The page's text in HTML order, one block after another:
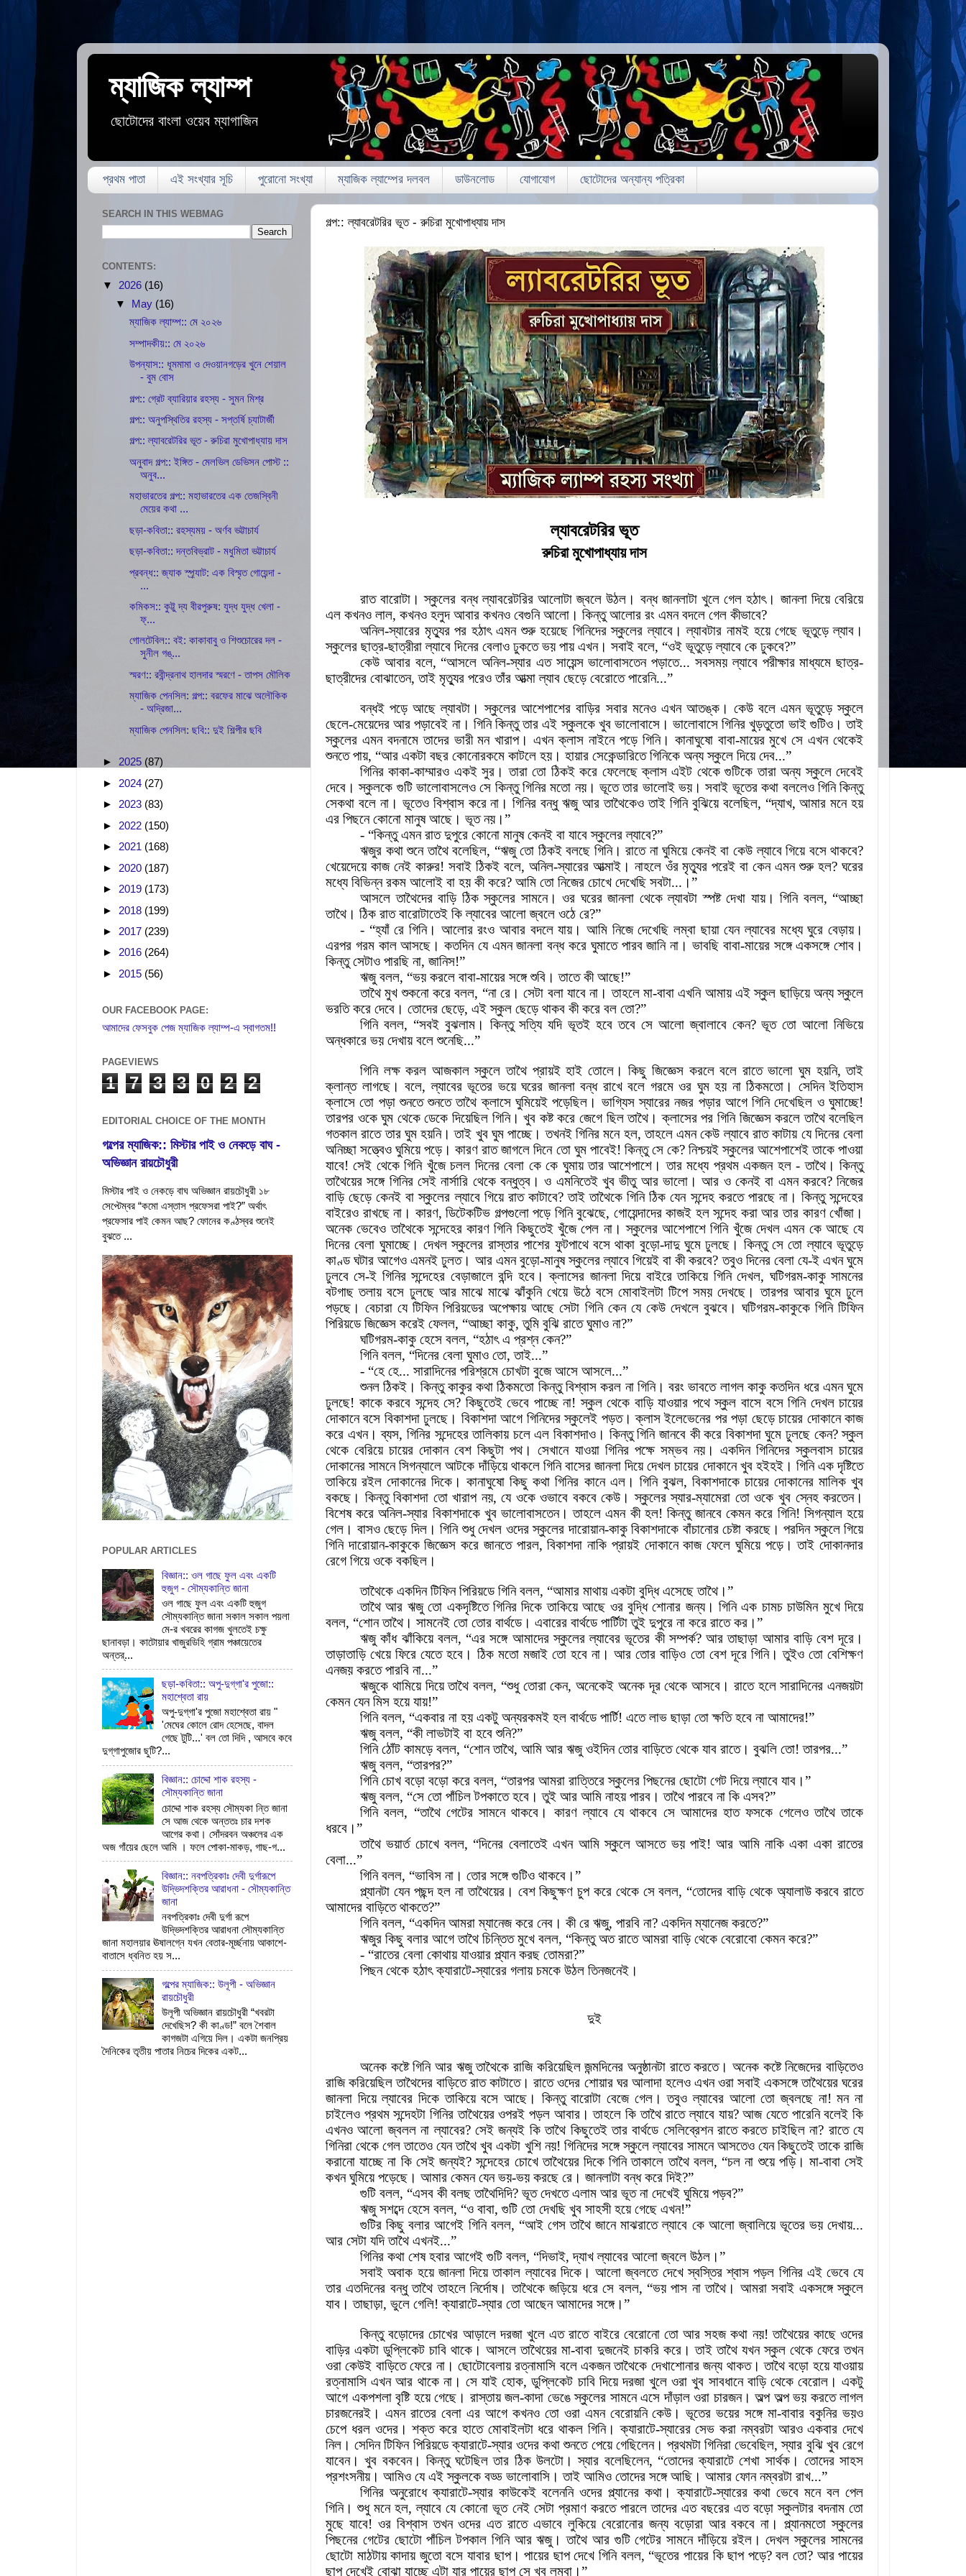
ম্যাজিক ল্যাম্প
ছোটোদের বাংলা ওয়েব ম্যাগাজিন
প্রথম পাতা এই সংখ্যার সূচি পুরোনো সংখ্যা ম্যাজিক ল্যাম্পের দলবল ডাউনলোড যোগাযোগ ছোটোদের অন্যান্য পত্রিকা
গল্প:: ল্যাবরেটরির ভূত - রুচিরা মুখোপাধ্যায় দাস
ল্যাবরেটরির ভূত
রুচিরা মুখোপাধ্যায় দাস
রাত বারোটা । স্কুলের বন্ধ ল্যাবরেটরির আলোটা জ্বলে উঠল । বন্ধ জানলাটা খুলে গেল হঠাৎ। জানলা দিয়ে বেরিয়ে
এল কখনও লাল, কখনও হলুদ আবার কখনও বেগুনি আলো । কিন্তু আলোর রং এমন বদলে গেল কীভাবে?
অনিল-স্যারের মৃত্যুর পর হঠাৎ এমন শুরু হয়েছে গিনিদের স্কুলের ল্যাবে। ল্যাবটার নামই হয়ে গেছে ভূতুড়ে ল্যাব ।
স্কুলের ছাত্র-ছাত্রীরা ল্যাবে দিনের বেলাও ঢুকতে ভয় পায় এখন। সবাই বলে, “ওই ভূতুড়ে ল্যাবে কে ঢুকবে?”
কেউ আবার বলে, “আসলে অনিল-স্যার এত সায়েন্স ভালোবাসতেন পড়াতে... সবসময় ল্যাবে পরীক্ষার মাধ্যমে ছাত্র-
ছাত্রীদের বোঝাতেন, তাই মৃত্যুর পরেও তাঁর আত্মা ল্যাব ছেড়ে বেরোতে পারেনি...”
বন্ধই পড়ে আছে ল্যাবটা । স্কুলের আশেপাশের বাড়ির সবার মনেও এখন আতঙ্ক। কেউ বলে এমন ভূতুড়ে স্কুলে
ছেলে-মেয়েদের আর পড়াবেই না। গিনি কিন্তু তার এই স্কুলকে খুব ভালোবাসে। ভালোবাসে গিনির খুড়তুতো ভাই গুটিও। তাই
স্কুলের এমন বদনামে তাদের ভারী মন খারাপ। এখন ক্লাস নাইনে পড়ে গিনি। কানাঘুষো বাবা-মায়ের মুখে সে এখন থেকেই
শুনতে পায়, “আর একটা বছর কোনোরকমে কাটলে হয়। হায়ার সেকেন্ডারিতে গিনিকে অন্য স্কুলে দিয়ে দেব...”
গিনির কাকা-কাম্মারও একই সুর । তারা তো ঠিকই করে ফেলেছে ক্লাস এইট থেকে গুটিকে তারা অন্য স্কুলে দেবেই
দেবে । স্কুলকে গুটি ভালোবাসলেও সে কিন্তু গিনির মতো নয়। ভূতে তার ভালোই ভয়। সবাই ভূতের কথা বললেও গিনি কিন্তু
সেকথা বলে না। ভূতেও বিশ্বাস করে না । গিনির বন্ধু ঋজু আর তাথৈকেও তাই গিনি বুঝিয়ে বলেছিল, “দ্যাখ,আমার মনে হয়
এর পিছনে কোনো মানুষ আছে । ভূত নয়।”
- “কিন্তু এমন রাত দুপুরে কোনো মানুষ কেনই বা যাবে স্কুলের ল্যাবে?”
ঋজুর কথা শুনে তাথৈ বলেছিল, “ঋজু তো ঠিকই বলছে গিনি। রাতে না ঘুমিয়ে কেনই বা কেউ ল্যাবে গিয়ে বসে থাকবে?
খেয়েদেয়ে কাজ নেই কারুর! সবাই ঠিকই বলে, অনিল-স্যারের আত্মাই। নাহলে ওঁর মৃত্যুর পরেই বা কেন এমন শুরু হল?ঘরের
মধ্যে বিভিন্ন রকম আলোই বা হয় কী করে? আমি তো নিজের চোখে দেখেছি সবটা... ।”
আসলে তাথৈদের বাড়ি ঠিক স্কুলের সামনে। ওর ঘরের জানলা থেকে ল্যাবটা স্পষ্ট দেখা যায়। গিনি বলল, “আচ্ছা
তাথৈ। ঠিক রাত বারোটাতেই কি ল্যাবের আলো জ্বলে ওঠে রে?”
- “হ্যাঁ রে গিনি। আলোর রংও আবার বদলে যায়। আমি নিজে দেখেছি লম্বা ছায়া যেন ল্যাবের মধ্যে ঘুরে বেড়ায়।
এরপর গরম কাল আসছে । কতদিন যে এমন জানলা বন্ধ করে ঘুমাতে পারব জানি না । ভাবছি বাবা-মায়ের সঙ্গে একসঙ্গে শোব ।
কিন্তু সেটাও পারছি না, জানিস!”
ঋজু বলল, “ভয় করলে বাবা-মায়ের সঙ্গে শুবি । তাতে কী আছে!”
তাথৈ মুখ শুকনো করে বলল, “না রে। সেটা বলা যাবে না । তাহলে মা-বাবা এখনি আমায় এই স্কুল ছাড়িয়ে অন্য স্কুলে
ভরতি করে দেবে । তোদের ছেড়ে, এই স্কুল ছেড়ে থাকব কী করে বল তো?”
গিনি বলল, “সবই বুঝলাম। কিন্তু সত্যি যদি ভূতই হবে তবে সে আলো জ্বালাবে কেন?ভূত তো আলো নিভিয়ে
অন্ধকারে ভয় দেখায় বলে শুনেছি...”
গিনি লক্ষ করল আজকাল স্কুলে তাথৈ প্রায়ই হাই তোলে। কিছু জিজ্ঞেস করলে বলে রাতে ভালো ঘুম হয়নি,তাই
ক্লান্ত লাগছে। বলে,ল্যাবের ভূতের ভয়ে ঘরের জানলা বন্ধ রাখে বলে গরমে ওর ঘুম হয় না ঠিকমতো । সেদিন ইতিহাস
ক্লাসে তো পড়া শুনতে শুনতে তাথৈ ক্লাসে ঘুমিয়েই পড়েছিল । ভাগ্যিস স্যারের নজর পড়ার আগে গিনি দেখেছিল ও ঘুমাচ্ছে!
তারপর ওকে ঘুম থেকে ডেকে দিয়েছিল গিনি। খুব কষ্ট করে জেগে ছিল তাথৈ। ক্লাসের পর গিনি জিজ্ঞেস করলে তাথৈ বলেছিল
গতকাল রাতে তার ঘুম হয়নি। তাই খুব ঘুম পাচ্ছে। তখনই গিনির মনে হল,তাহলে এমন কেউ ল্যাবে রাত কাটায় যে দিনের বেলা
অনিচ্ছা সত্ত্বেও ঘুমিয়ে পড়ে। কারণ রাত জাগলে দিনে তো ঘুম পাবেই! কিন্তু সে কে? নিশ্চয়ই স্কুলের আশেপাশেই তাকে পাওয়া
যাবে!সেই থেকে গিনি খুঁজে চলল দিনের বেলা কে কে ঘুমায় তার আশেপাশে । তার মধ্যে প্রথম একজন হল-তাথৈ। কিন্তু
তাথৈয়ের সঙ্গে গিনির সেই নার্সারি থেকে বন্ধুত্ব। ও এমনিতেই খুব ভীতু আর ভালো। আর ও কেনই বা এমন করবে?নিজের
বাড়ি ছেড়ে কেনই বা স্কুলের ল্যাবে গিয়ে রাত কাটাবে?তাই তাথৈকে গিনি ঠিক যেন সন্দেহ করতে পারছে না। কিন্তু সন্দেহের
বাইরেও রাখছে না । কারণ,ডিটেকটিভ গল্পগুলো পড়ে গিনি বুঝেছে, গোয়েন্দাদের কাজই হল সন্দেহ করা আর তার কারণ খোঁজা ।
অনেক ভেবেও তাথৈকে সন্দেহের কারণ গিনি কিছুতেই খুঁজে পেল না। স্কুলের আশেপাশে গিনি খুঁজে দেখল এমন কে আছে যে
দিনের বেলা ঘুমাচ্ছে। দেখল স্কুলের রাস্তার পাশের ফুটপাথে বসে থাকা বুড়ো-দাদু ঘুমে ঢুলছে । কিন্তু সে তো ল্যাবে ভূতুড়ে
কাণ্ড ঘটার আগেও এমনই ঢুলত। আর এমন বুড়ো-মানুষ স্কুলের ল্যাবে গিয়েই বা কী করবে?তবুও দিনের বেলা যে-ই এখন ঘুমে
ঢুলবে সে-ই গিনির সন্দেহের বেড়াজালে বন্দি হবে। ক্লাসের জানলা দিয়ে বাইরে তাকিয়ে গিনি দেখল, ঘটিগরম-কাকু সামনের
বটগাছ তলায় বসে ঢুলছে আর মাঝে মাঝে ঝাঁকুনি খেয়ে উঠে বসে মোবাইলটা টিপে সময় দেখছে । তারপর আবার ঘুমে ঢুলে
পড়ছে । বেচারা যে টিফিন পিরিয়ডের অপেক্ষায় আছে সেটা গিনি কেন যে কেউ দেখলে বুঝবে। ঘটিগরম-কাকুকে গিনি টিফিন
পিরিয়ডে জিজ্ঞেস করেই ফেলল, “আচ্ছা কাকু,তুমি বুঝি রাতে ঘুমাও না?”
ঘটিগরম-কাকু হেসে বলল, “হঠাৎ এ প্রশ্ন কেন?”
গিনি বলল, “দিনের বেলা ঘুমাও তো,তাই...”
- “হে হে... সারাদিনের পরিশ্রমে চোখটা বুজে আসে আসলে...”
শুনল ঠিকই । কিন্তু কাকুর কথা ঠিকমতো কিন্তু বিশ্বাস করল না গিনি। বরং ভাবতে লাগল কাকু কতদিন ধরে এমন ঘুমে
ঢুলছে! কাকে করবে সন্দেহ সে? কিছুতেই ভেবে পাচ্ছে না!স্কুল থেকে বাড়ি যাওয়ার পথে স্কুল বাসে বসে গিনি দেখল চায়ের
দোকানে বসে বিকাশদা ঢুলছে । বিকাশদা আগে গিনিদের স্কুলেই পড়ত। ক্লাস ইলেভেনের পর পড়া ছেড়ে চায়ের দোকানে কাজ
করে এখন। ব্যস, গিনির সন্দেহের তালিকায় চলে এল বিকাশদাও । কিন্তু গিনি জানবে কী করে বিকাশদা ঘুমে ঢুলছে কেন?স্কুল
থেকে বেরিয়ে চায়ের দোকান বেশ কিছুটা পথ। সেখানে যাওয়া গিনির পক্ষে সম্ভব নয়। একদিন গিনিদের স্কুলবাস চায়ের
দোকানের সামনে সিগন্যালে আটকে দাঁড়িয়ে থাকলে গিনি বাসের জানলা দিয়ে দেখল চায়ের দোকানে খুব হইহই। গিনি এক দৃষ্টিতে
তাকিয়ে রইল দোকানের দিকে । কানাঘুষো কিছু কথা গিনির কানে এল। গিনি বুঝল, বিকাশদাকে চায়ের দোকানের মালিক খুব
বকছে । কিন্তু বিকাশদা তো খারাপ নয়,যে ওকে ওভাবে বকবে কেউ। স্কুলের স্যার-ম্যামেরা তো ওকে খুব স্নেহ করতেন।
বিশেষ করে অনিল-স্যার বিকাশদাকে খুব ভালোবাসতেন। তাহলে এমন কী হল! কিন্তু জানবে কেমন করে গিনি! সিগন্যাল হয়ে
গেল । বাসও ছেড়ে দিল। গিনি শুধু দেখল ওদের স্কুলের দারোয়ান-কাকু বিকাশদাকে বাঁচানোর চেষ্টা করছে। পরদিন স্কুলে গিয়ে
গিনি দারোয়ান-কাকুকে জিজ্ঞেস করে জানতে পারল,বিকাশদা নাকি প্রায়ই দোকানে কাজ ফেলে ঘুমিয়ে পড়ে। তাই দোকানদার
রেগে গিয়ে ওকে বকছিল ।
তাথৈকে একদিন টিফিন পিরিয়ডে গিনি বলল, “আমার মাথায় একটা বুদ্ধি এসেছে তাথৈ।”
তাথৈ আর ঋজু তো একদৃষ্টিতে গিনির দিকে তাকিয়ে আছে ওর বুদ্ধি শোনার জন্য। গিনি এক চামচ চাউমিন মুখে দিয়ে
বলল, “শোন তাথৈ। সামনেই তো তোর বার্থডে। এবারের বার্থডে পার্টিটা তুই দুপুরে না করে রাতে কর ।”
ঋজু কাঁধ ঝাঁকিয়ে বলল, “এর সঙ্গে আমাদের স্কুলের ল্যাবের ভূতের কী সম্পর্ক? আর তাছাড়া আমার বাড়ি বেশ দূরে ।
তাড়াতাড়ি খেয়ে ফিরে যেতে হবে । ঠিক মতো মজাই তো হবে না । আর তোর বাড়িও তো বেশ দূরে গিনি। তুইও তো বেশিক্ষণ
এনজয় করতে পারবি না...”
ঋজুকে থামিয়ে দিয়ে তাথৈ বলল, “শুধু তোরা কেন, অনেকেই অনেক দূর থেকে আসবে । রাতে হলে সারাদিনের এনজয়টা
কেমন যেন মিস হয়ে যায়!”
গিনি বলল, “একবার না হয় একটু অন্যরকমই হল বার্থডে পার্টি! এতে লাভ ছাড়া তো ক্ষতি হবে না আমাদের!”
ঋজু বলল, “কী লাভটাই বা হবে শুনি?”
গিনি ঠোঁট কামড়ে বলল, “শোন তাথৈ, আমি আর ঋজু ওইদিন তোর বাড়িতে থেকে যাব রাতে। বুঝলি তো!তারপর...”
ঋজু বলল, “তারপর?”
গিনি চোখ বড়ো বড়ো করে বলল, “তারপর আমরা রাত্তিরে স্কুলের পিছনের ছোটো গেট দিয়ে ল্যাবে যাব ।”
ঋজু বলল, “সে তো পাঁচিল টপকাতে হবে । তুই আর আমি নাহয় পারব । তাথৈ পারবে না কি এসব?”
গিনি বলল, “তাথৈ গেটের সামনে থাকবে । কারণ ল্যাবে যে থাকবে সে আমাদের হাত ফসকে গেলেও তাথৈ তাকে
ধরবে ।”
তাথৈ ভয়ার্ত চোখে বলল, “দিনের বেলাতেই এখন আমি স্কুলে আসতে ভয় পাই!আর আমি নাকি একা একা রাতের
বেলা...”
গিনি বলল, “ভাবিস না । তোর সঙ্গে গুটিও থাকবে ।”
প্ল্যানটা যেন পছন্দ হল না তাথৈয়ের। বেশ কিছুক্ষণ চুপ করে থেকে সে বলল, “তোদের বাড়ি থেকে অ্যালাউ করবে রাতে
আমাদের বাড়িতে থাকতে?”
গিনি বলল, “একদিন আমরা ম্যানেজ করে নেব । কী রে ঋজু, পারবি না? একদিন ম্যানেজ করতে?”
ঋজুর কিছু বলার আগে তাথৈ চিন্তিত মুখে বলল, “কিন্তু অত রাতে আমরা বাড়ি থেকে বেরোবো কেমন করে?”
- “রাতের বেলা কোথায় যাওয়ার প্ল্যান করছ তোমরা?”
পিছন থেকে হঠাৎ ক্যারাটে-স্যারের গলায় চমকে উঠল তিনজনেই ।
দুই
অনেক কষ্টে গিনি আর ঋজু তাথৈকে রাজি করিয়েছিল জন্মদিনের অনুষ্ঠানটা রাতে করতে। অনেক কষ্টে নিজেদের বাড়িতেও
রাজি করিয়েছিল তাথৈদের বাড়িতে রাত কাটাতে। রাতে ওদের শোয়ার ঘর আলাদা হলেও এখন ওরা সবাই একসঙ্গে তাথৈয়ের ঘরের
জানলা দিয়ে ল্যাবের দিকে তাকিয়ে বসে আছে । কিন্তু বারোটা বেজে গেল। তবুও ল্যাবের আলো তো জ্বলছে না!মন না
চাইলেও প্রথম সন্দেহটা গিনির তাথৈয়ের ওপরই পড়ল আবার। তাহলে কি তাথৈ রাতে ল্যাবে যায়?আজ যেতে পারেনি বলেই কি
এখনও আলো জ্বলল না ল্যাবের? সেই জন্যই কি তাথৈ কিছুতেই তার বার্থডে সেলিব্রেশন রাতে করতে চাইছিল না? রাতে যে
গিনিরা থেকে গেল তাতেও যেন তাথৈ খুব একটা খুশি নয়! গিনিদের সঙ্গে স্কুলে ল্যাবের সামনে আসতেও যেন কিছুতেই তাকে রাজি
করানো যাচ্ছে না কি সেই জন্যই?সন্দেহের চোখে তাথৈয়ের দিকে গিনি তাকালে তাথৈ বলল, “চল না শুয়ে পড়ি। মা-বাবা সেই
কখন ঘুমিয়ে পড়েছে । আমার কেমন যেন ভয়-ভয় করছে রে । জানলাটা বন্ধ করে দিই?”
গুটি বলল, “এসব কী বলছ তাথৈদিদি? ভূত দেখতে এলাম আর ভূত না দেখেই ঘুমিয়ে পড়ব?”
ঋজু সশব্দে হেসে বলল, “ও বাবা, গুটি তো দেখছি খুব সাহসী হয়ে গেছে এখন!”
গুটির কিছু বলার আগেই গিনি বলল, “আই গেস তাথৈ জানে মাঝরাতে ল্যাবে কে আলো জ্বালিয়ে ভূতের ভয় দেখায়...
আর সেটা যদি তাথৈ এখনই...”
গিনির কথা শেষ হবার আগেই গুটি বলল, “দিভাই,দ্যাখ ল্যাবের আলো জ্বলে উঠল ।”
সবাই অবাক হয়ে জানলা দিয়ে তাকাল ল্যাবের দিকে। আলো জ্বলতে দেখে স্বস্তির শ্বাস পড়ল গিনির এই ভেবে যে
তার এতদিনের বন্ধু তাথৈ তাহলে নির্দোষ। তাথৈকে জড়িয়ে ধরে সে বলল, “ভয় পাস না তাথৈ। আমরা সবাই একসঙ্গে স্কুলে
যাব । তাছাড়া, ভুলে গেলি!ক্যারাটে-স্যার তো আছেন আমাদের সঙ্গে।”
কিন্তু বড়োদের চোখের আড়ালে দরজা খুলে এত রাতে বাইরে বেরোনো তো আর সহজ কথা নয়!তাথৈয়ের কাছে ওদের
বাড়ির একটা ডুপ্লিকেট চাবি থাকে । আসলে তাথৈয়ের মা-বাবা দুজনেই চাকরি করে। তাই তাথৈ যখন স্কুল থেকে ফেরে তখন
ওরা কেউই বাড়িতে ফেরে না। ছোটোবেলায় রত্নামাসি বলে একজন তাথৈকে দেখাশোনার জন্য থাকত। তাথৈ বড়ো হয়ে যাওয়ায়
রত্নামাসি এখন আর থাকে না। সে যাই হোক,ডুপ্লিকেট চাবি দিয়ে দরজা খুলে ওরা খুব সাবধানে বাড়ি থেকে বেরোল । একটু
আগে একপশলা বৃষ্টি হয়ে গেছে । রাস্তায় জল-কাদা ভেঙে স্কুলের সামনে এসে দাঁড়াল ওরা চারজন। অল্প অল্প ভয় করতে লাগল
চারজনেরই । এমন রাতের বেলা এর আগে কখনও তো ওরা এমন বেরোয়নি কেউ। ভূতের ভয়ের সঙ্গে মা-বাবার বকুনির ভয়ও
চেপে ধরল ওদের। শক্ত করে হাতে মোবাইলটা ধরে থাকল গিনি। ক্যারাটে-স্যারের সেভ করা নম্বরটা আরও একবার দেখে
নিল । সেদিন টিফিন পিরিয়ডে ক্যারাটে-স্যার ওদের কথা শুনতে পেয়ে গেছিলেন। প্রথমটা গিনিরা ভেবেছিল,স্যার বুঝি খুব রেগে
যাবেন। খুব বকবেন। কিন্তু ঘটেছিল তার ঠিক উলটো। স্যার বলেছিলেন, “তোদের ক্যারাটে শেখা সার্থক। তোদের সাহস
প্রশংসনীয়। আমিও যে এই স্কুলকে বড্ড ভালোবাসি । তাই আমিও তোদের সঙ্গে আছি । আমার ফোন নম্বরটা রাখ...”
গিনির অনুরোধে ক্যারাটে-স্যার কাউকেই বলেননি ওদের প্ল্যানের কথা । ক্যারাটে-স্যারের কথা ভেবে মনে বল পেল
গিনি। শুধু মনে হল,ল্যাবে যে কোনো ভূত নেই সেটা প্রমাণ করতে পারলে তাদের এত বছরের এত বড়ো স্কুলটার বদনাম তো
মুছে যাবে! ওর বিশ্বাস তখন ওদের এত রাতে এভাবে লুকিয়ে বেরোনোর জন্য বড়োরা আর বকবে না । প্ল্যানমতো স্কুলের
পিছনের গেটের ছোটো পাঁচিল টপকাল গিনি আর ঋজু। তাথৈ আর গুটি গেটের সামনে দাঁড়িয়ে রইল। দেখল স্কুলের সামনের
ছোটো মাঠটায় কাদায় জুতো বসে যাবার ছাপ। পায়ের ছাপ দেখে গিনি বলল, “ভূতের পায়ের কি ছাপ পড়ে? বল তো? আর পায়ের
ছাপ দেখেই বোঝা যাচ্ছে এটা যার পায়ের ছাপ সে খুব লম্বা ।”
SEARCH IN THIS WEBMAG
CONTENTS:
▼ 2026 (16)
▼ May (16)
ম্যাজিক ল্যাম্প:: মে ২০২৬
সম্পাদকীয়:: মে ২০২৬
উপন্যাস:: ধূমমামা ও দেওয়ানগড়ের খুনে শেয়াল
- বুম বোস
গল্প:: গ্রেট ব্যারিয়ার রহস্য - সুমন মিশ্র
গল্প:: অনুপস্থিতির রহস্য - সপ্তর্ষি চ্যাটার্জী
গল্প:: ল্যাবরেটরির ভূত - রুচিরা মুখোপাধ্যায় দাস
অনুবাদ গল্প:: ইঙ্গিত - মেলভিল ডেভিসন পোস্ট ::
অনুব...
মহাভারতের গল্প:: মহাভারতের এক তেজস্বিনী
মেয়ের কথা ...
ছড়া-কবিতা:: রহস্যময় - অর্ণব ভট্টাচার্য
ছড়া-কবিতা:: দন্তবিভ্রাট - মধুমিতা ভট্টাচার্য
প্রবন্ধ:: জ্যাক স্প্র্যাট: এক বিস্মৃত গোয়েন্দা -
...
কমিকস:: কুট্টু দ্য বীরপুরুষ: যুদ্ধ যুদ্ধ খেলা -
ফ্...
গোলটেবিল:: বই: কাকাবাবু ও শিশুচোরের দল -
সুনীল গঙ্...
স্মরণ:: রবীন্দ্রনাথ হালদার স্মরণে - তাপস মৌলিক
ম্যাজিক পেনসিল: গল্প:: বরফের মাঝে অলৌকিক
- অদ্রিজা...
ম্যাজিক পেনসিল: ছবি:: দুই শিল্পীর ছবি
► 2025 (87)
► 2024 (27)
► 2023 (83)
► 2022 (150)
► 2021 (168)
► 2020 (187)
► 2019 (173)
► 2018 (199)
► 2017 (239)
► 2016 (264)
► 2015 (56)
OUR FACEBOOK PAGE:
আমাদের ফেসবুক পেজ ম্যাজিক ল্যাম্প-এ স্বাগতম!!
PAGEVIEWS
1 7 3 3 0 2 2
EDITORIAL CHOICE OF THE MONTH
গল্পের ম্যাজিক:: মিস্টার পাই ও নেকড়ে বাঘ -
অভিজ্ঞান রায়চৌধুরী
মিস্টার পাই ও নেকড়ে বাঘ অভিজ্ঞান রায়চৌধুরী ১৮
সেপ্টেম্বর “কমো এস্তাস প্রফেসরা পাই?” অর্থাৎ
প্রফেসার পাই কেমন আছ? ফোনের কণ্ঠস্বর শুনেই
বুঝতে ...
POPULAR ARTICLES
বিজ্ঞান:: ওল গাছে ফুল এবং একটি
হুজুগ - সৌম্যকান্তি জানা
ওল গাছে ফুল এবং একটি হুজুগ
সৌম্যকান্তি জানা সকাল সকাল পয়লা
মে-র খবরের কাগজ খুলতেই চক্ষু
ছানাবড়া। কাটোয়ার খাজুরডিহি গ্রাম পঞ্চায়েতের
অন্তর্...
ছড়া-কবিতা:: অপু-দুগ্‌গা'র পুজো::
মহাশ্বেতা রায়
অপু-দুগ্‌গা'র পুজো মহাশ্বেতা রায় "
'মেঘের কোলে রোদ হেসেছে, বাদল
গেছে টুটি...' বল তো দিদি , আসবে কবে
দুগ্‌গাপুজোর ছুটি?...
বিজ্ঞান:: চোদ্দো শাক রহস্য -
সৌম্যকান্তি জানা
চোদ্দো শাক রহস্য সৌম্যকা ন্তি জানা
সে আজ থেকে অন্ততঃ চার দশক
আগের কথা। সোঁদরবন অঞ্চলের এক
অজ গাঁয়ের ছেলে আমি । ফলে পোকা-মাকড়, গাছ-গ...
বিজ্ঞান:: নবপত্রিকাঃ দেবী দুর্গারূপে
উদ্ভিদশক্তির আরাধনা - সৌম্যকান্তি
জানা
নবপত্রিকাঃ দেবী দুর্গা রূপে
উদ্ভিদশক্তির আরাধনা সৌম্যকান্তি
জানা মহালয়ার ঊষালগ্নে যখন বেতার-মূর্চ্ছনায় আকাশে-
বাতাসে ধ্বনিত হয় স...
গল্পের ম্যাজিক:: উলূপী - অভিজ্ঞান
রায়চৌধুরী
উলূপী অভিজ্ঞান রায়চৌধুরী “খবরটা
দেখেছিস? কী কাণ্ড!” বলে শৈবাল
কাগজটা এগিয়ে দিল। একটা জনপ্রিয়
দৈনিকের তৃতীয় পাতার নিচের দিকের একট...